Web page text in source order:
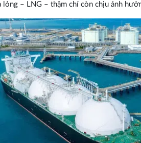
lỏng – LNG – thậm chí còn chịu ảnh